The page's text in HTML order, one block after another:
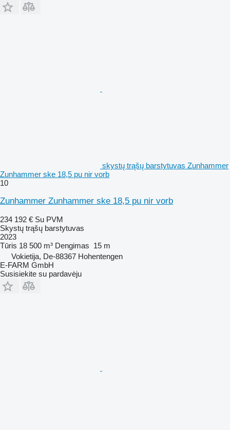
skystų trąšų barstytuvas Zunhammer
Zunhammer ske 18,5 pu nir vorb
10
Zunhammer Zunhammer ske 18,5 pu nir vorb
234 192 € Su PVM
Skystų trąšų barstytuvas
2023
Tūris 18 500 m³ Dengimas 15 m
Vokietija, De-88367 Hohentengen
E-FARM GmbH
Susisiekite su pardavėju